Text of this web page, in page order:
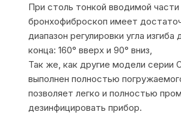
При столь тонкой вводимой
бронхофиброскоп имеет
диапазон регулировки угла изгиба
конца: 160° вверх и 90° вниз,
Так же, как другие модели серии
выполнен полностью
позволяет легко и полностью
дезинфицировать прибор.